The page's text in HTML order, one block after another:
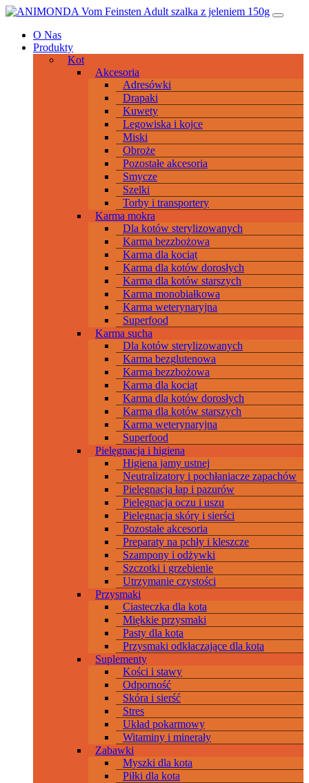
Przeskocz
treści
Main
Navigation
O Nas
Produkty
Kot
Akcesoria
Adresówki
Drapaki
Kuwety
Legowiska i kojce
Miski
Obroże
Pozostałe akcesoria
Smycze
Szelki
Torby i transportery
Karma mokra
Dla kotów sterylizowanych
Karma bezzbożowa
Karma dla kociąt
Karma dla kotów dorosłych
Karma dla kotów starszych
Karma monobiałkowa
Karma weterynaryjna
Superfood
Karma sucha
Dla kotów sterylizowanych
Karma bezglutenowa
Karma bezzbożowa
Karma dla kociąt
Karma dla kotów dorosłych
Karma dla kotów starszych
Karma weterynaryjna
Superfood
Pielęgnacja i higiena
Higiena jamy ustnej
Neutralizatory i pochłaniacze zapachów
Pielęgnacja łap i pazurów
Pielęgnacja oczu i uszu
Pielęgnacja skóry i sierści
Pozostałe akcesoria
Preparaty na pchły i kleszcze
Szampony i odżywki
Szczotki i grzebienie
Utrzymanie czystości
Przysmaki
Ciasteczka dla kota
Miękkie przysmaki
Pasty dla kota
Przysmaki odkłaczające dla kota
Suplementy
Kości i stawy
Odporność
Skóra i sierść
Stres
Układ pokarmowy
Witaminy i minerały
Zabawki
Myszki dla kota
Piłki dla kota